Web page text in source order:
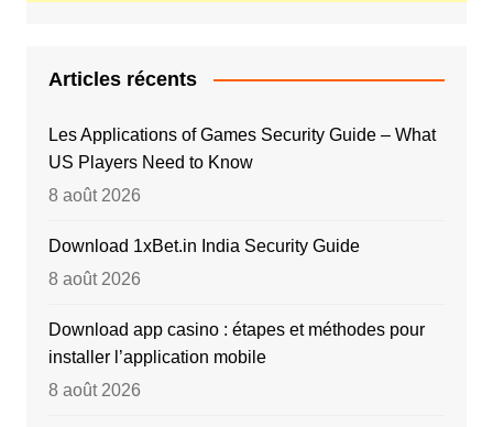
Articles récents
Les Applications of Games Security Guide – What
US Players Need to Know
8 août 2026
Download 1xBet.in India Security Guide
8 août 2026
Download app casino : étapes et méthodes pour
installer l’application mobile
8 août 2026